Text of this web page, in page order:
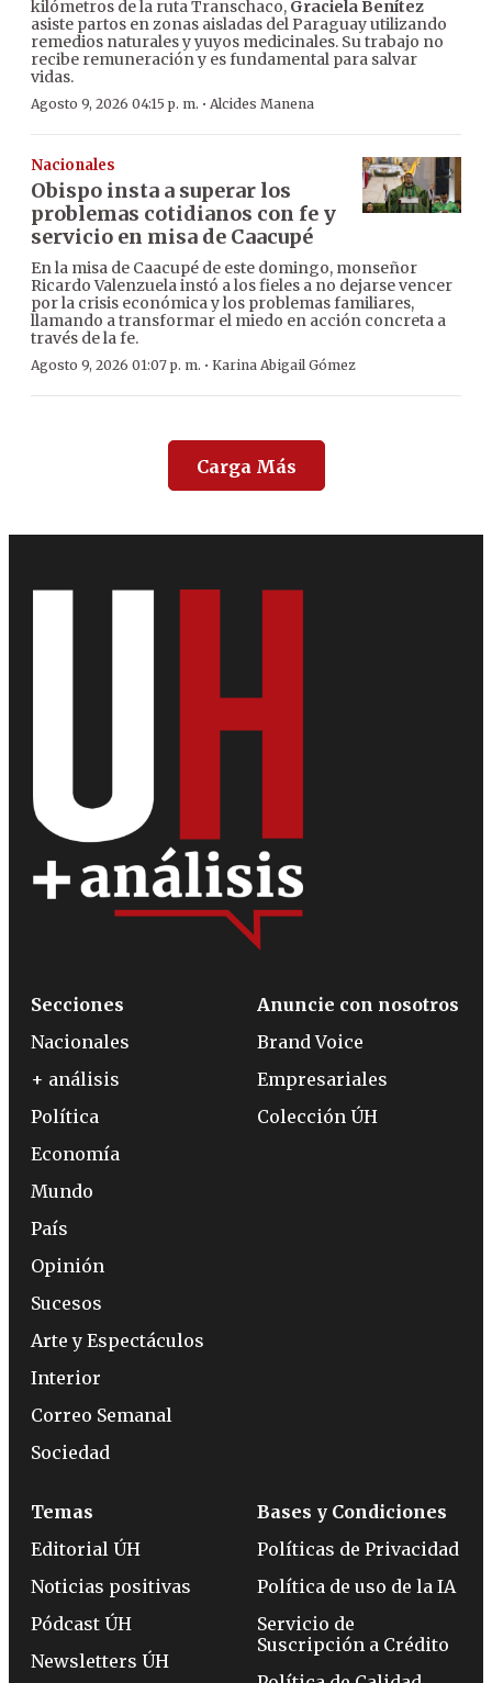
kilómetros de la ruta Transchaco, Graciela Benítez
asiste partos en zonas aisladas del Paraguay utilizando
remedios naturales y yuyos medicinales. Su trabajo no
recibe remuneración y es fundamental para salvar
vidas.
Agosto 9, 2026 04:15 p. m. · Alcides Manena
Nacionales
Obispo insta a superar los
problemas cotidianos con fe y
servicio en misa de Caacupé
En la misa de Caacupé de este domingo, monseñor
Ricardo Valenzuela instó a los fieles a no dejarse vencer
por la crisis económica y los problemas familiares,
llamando a transformar el miedo en acción concreta a
través de la fe.
Agosto 9, 2026 01:07 p. m. · Karina Abigail Gómez
Carga Más
Secciones
Nacionales
+ análisis
Política
Economía
Mundo
País
Opinión
Sucesos
Arte y Espectáculos
Interior
Correo Semanal
Sociedad
Anuncie con nosotros
Brand Voice
Empresariales
Colección ÚH
Temas
Editorial ÚH
Noticias positivas
Pódcast ÚH
Newsletters ÚH
Bases y Condiciones
Políticas de Privacidad
Política de uso de la IA
Servicio de
Suscripción a Crédito